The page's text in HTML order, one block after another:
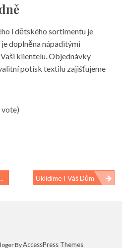
i dětského sortimentu je
doplněna nápaditými
klientelu. Objednávky
potisk textilu zajišťujeme
Uklidíme I Váš Dům
ByAccessPress Themes